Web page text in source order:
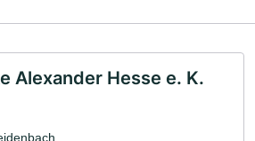
Alexander Hesse e. K.